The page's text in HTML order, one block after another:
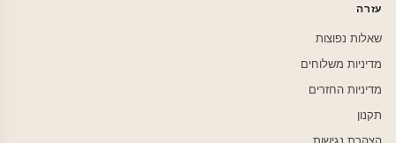
עזרה
שאלות נפוצות
מדיניות משלוחים
מדיניות החזרים
תקנון